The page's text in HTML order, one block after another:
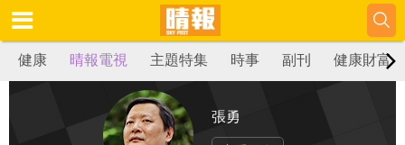
健康 晴報電視 主題特集 時事 副刊 健康財富
張勇